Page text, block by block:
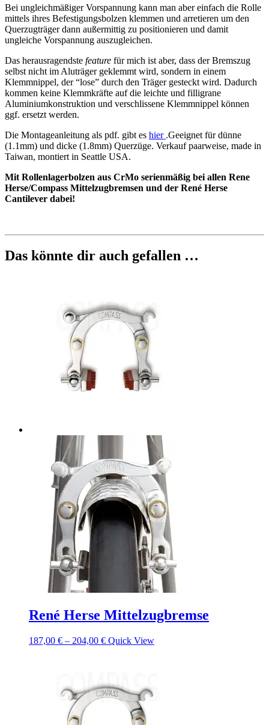
Bei ungleichmäßiger Vorspannung kann man aber einfach die Rolle
mittels ihres Befestigungsbolzen klemmen und arretieren um den
Querzugträger dann außermittig zu positionieren und damit
ungleiche Vorspannung auszugleichen.
Das herausragendste feature für mich ist aber, dass der Bremszug
selbst nicht im Aluträger geklemmt wird, sondern in einem
Klemmnippel, der “lose” durch den Träger gesteckt wird. Dadurch
kommen keine Klemmkräfte auf die leichte und filligrane
Aluminiumkonstruktion und verschlissene Klemmnippel können
ggf. ersetzt werden.
Die Montageanleitung als pdf. gibt es hier .Geeignet für dünne
(1.1mm) und dicke (1.8mm) Querzüge. Verkauf paarweise, made in
Taiwan, montiert in Seattle USA.
Mit Rollenlagerbolzen aus CrMo serienmäßig bei allen Rene
Herse/Compass Mittelzugbremsen und der René Herse
Cantilever dabei!
Das könnte dir auch gefallen …
René Herse Mittelzugbremse
187,00 € – 204,00 € Quick View